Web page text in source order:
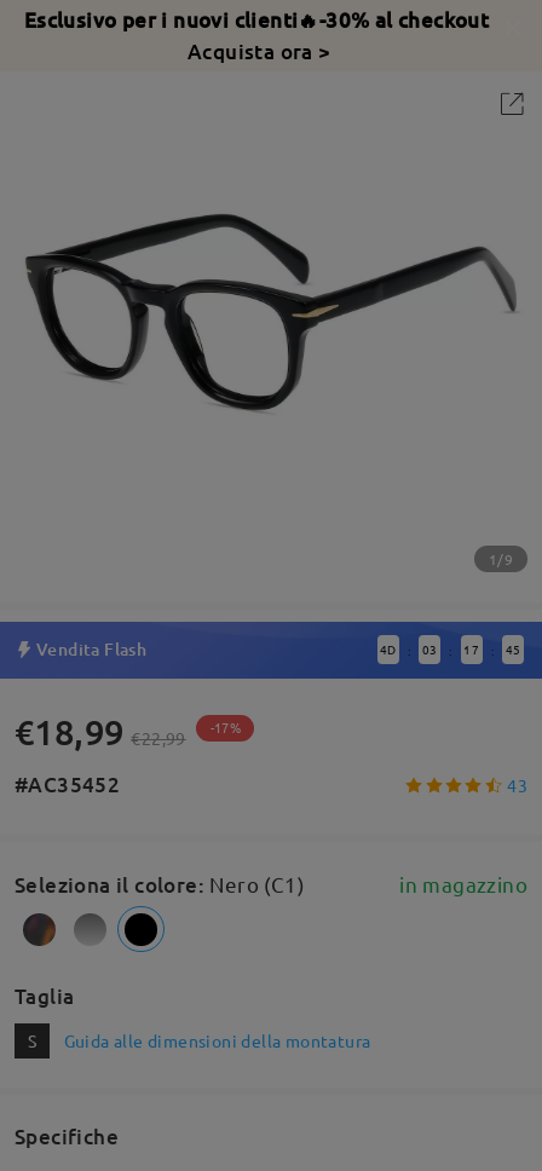
Esclusivo per i nuovi clienti🔥-30% al checkout
Acquista ora >
1/9
Vendita Flash 4D : 03 : 17 : 45
€18,99 €22,99 -17%
#AC35452 43
Seleziona il colore: Nero (C1) in magazzino
Taglia
S Guida alle dimensioni della montatura
Specifiche